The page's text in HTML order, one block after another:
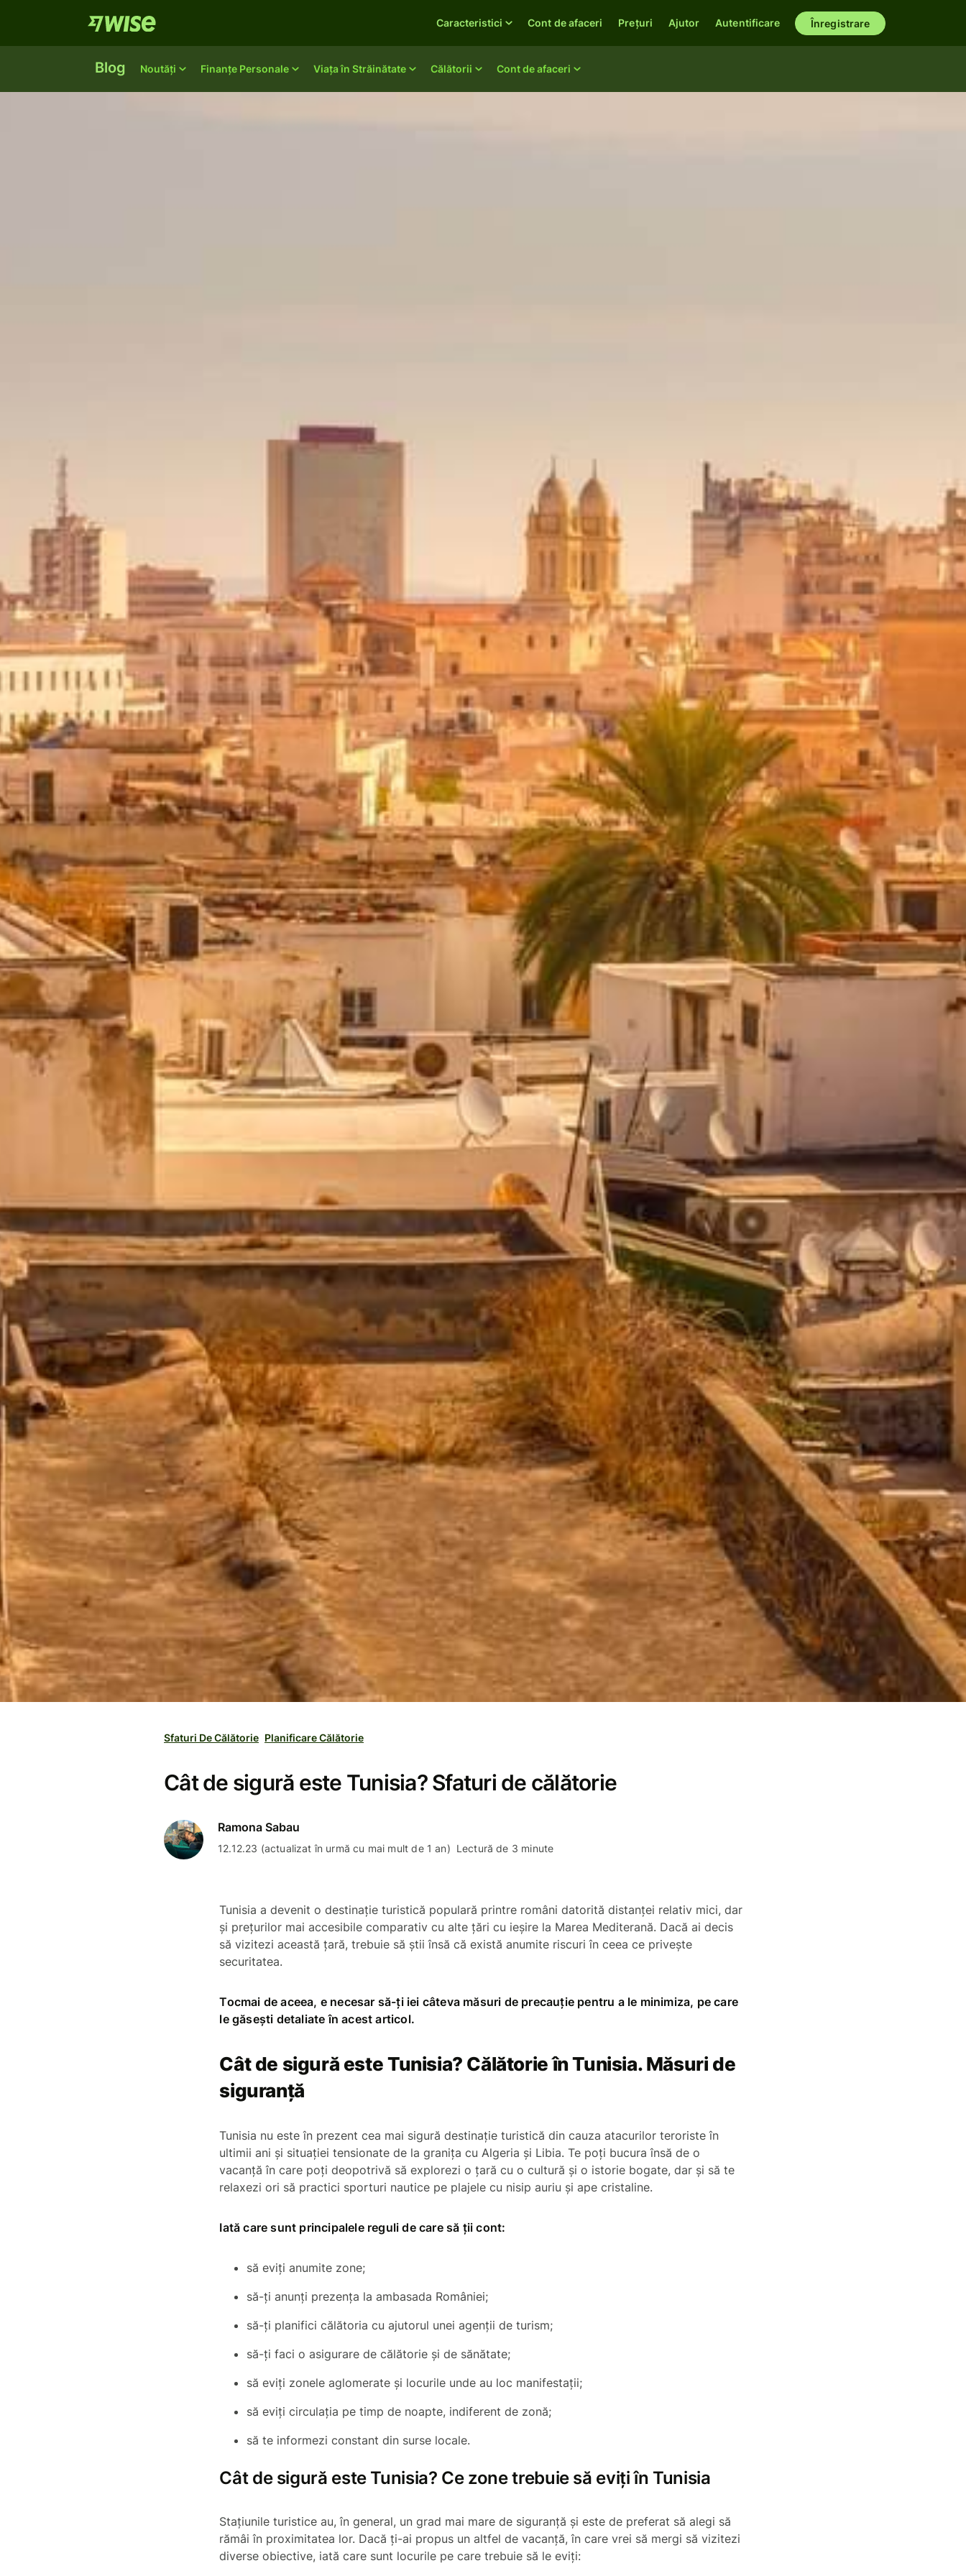
Blog Noutăți Finanțe Personale Viața în Străinătate Călătorii Cont de afaceri
Caracteristici Cont de afaceri Prețuri Ajutor Autentificare Înregistrare
Sfaturi De Călătorie Planificare Călătorie
Cât de sigură este Tunisia? Sfaturi de călătorie
Ramona Sabau
12.12.23 (actualizat în urmă cu mai mult de 1 an) Lectură de 3 minute
Tunisia a devenit o destinație turistică populară printre români datorită distanței relativ mici, dar
și prețurilor mai accesibile comparativ cu alte țări cu ieșire la Marea Mediterană. Dacă ai decis
să vizitezi această țară, trebuie să știi însă că există anumite riscuri în ceea ce privește
securitatea.
Tocmai de aceea, e necesar să-ți iei câteva măsuri de precauție pentru a le minimiza, pe care
le găsești detaliate în acest articol.
Cât de sigură este Tunisia? Călătorie în Tunisia. Măsuri de
siguranță
Tunisia nu este în prezent cea mai sigură destinație turistică din cauza atacurilor teroriste în
ultimii ani și situației tensionate de la granița cu Algeria și Libia. Te poți bucura însă de o
vacanță în care poți deopotrivă să explorezi o țară cu o cultură și o istorie bogate, dar și să te
relaxezi ori să practici sporturi nautice pe plajele cu nisip auriu și ape cristaline.
Iată care sunt principalele reguli de care să ții cont:
să eviți anumite zone;
să-ți anunți prezența la ambasada României;
să-ți planifici călătoria cu ajutorul unei agenții de turism;
să-ți faci o asigurare de călătorie și de sănătate;
să eviți zonele aglomerate și locurile unde au loc manifestații;
să eviți circulația pe timp de noapte, indiferent de zonă;
să te informezi constant din surse locale.
Cât de sigură este Tunisia? Ce zone trebuie să eviți în Tunisia
Stațiunile turistice au, în general, un grad mai mare de siguranță și este de preferat să alegi să
rămâi în proximitatea lor. Dacă ți-ai propus un altfel de vacanță, în care vrei să mergi să vizitezi
diverse obiective, iată care sunt locurile pe care trebuie să le eviți: